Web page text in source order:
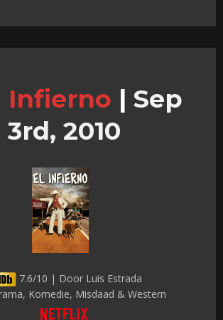
Infierno | Sep
3rd, 2010
7.6/10 | Door Luis Estrada
Komedie, Misdaad & Western